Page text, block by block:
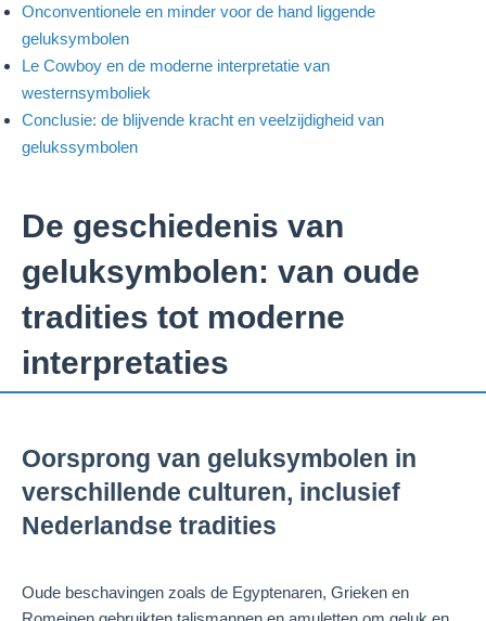
Onconventionele en minder voor de hand liggende
geluksymbolen
Le Cowboy en de moderne interpretatie van
westernsymboliek
Conclusie: de blijvende kracht en veelzijdigheid van
gelukssymbolen
De geschiedenis van
geluksymbolen: van oude
tradities tot moderne
interpretaties
Oorsprong van geluksymbolen in
verschillende culturen, inclusief
Nederlandse tradities
Oude beschavingen zoals de Egyptenaren, Grieken en